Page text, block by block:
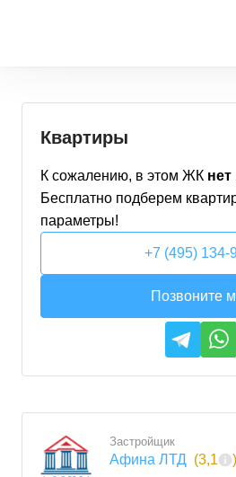
Квартиры
К сожалению, в этом ЖК
Бесплатно подберем
параметры!
+7 (495) 134-
Позвоните
Застройщик
Афина ЛТД (3,1 )